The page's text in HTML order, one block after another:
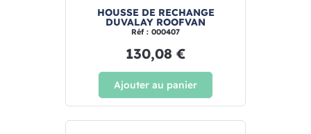
HOUSSE DE RECHANGE
DUVALAY ROOFVAN
Réf : 000407
130,08 €
Ajouter au panier